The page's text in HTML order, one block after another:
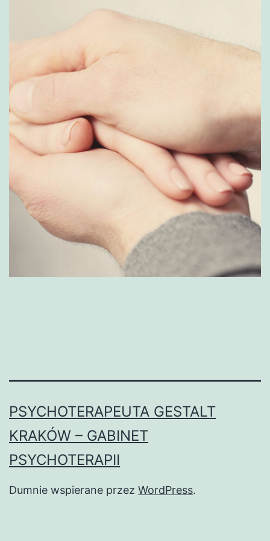
PSYCHOTERAPEUTA GESTALT
KRAKÓW – GABINET
PSYCHOTERAPII
Dumnie wspierane przez WordPress.